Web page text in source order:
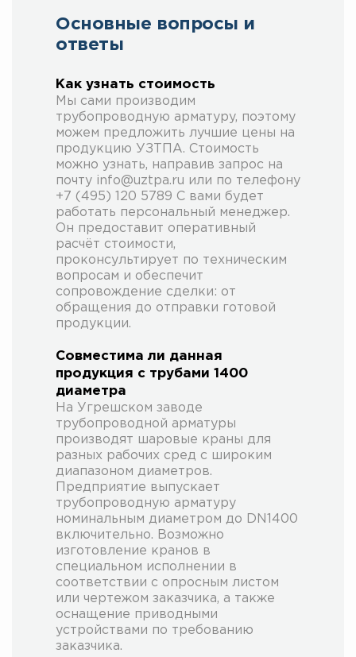
Основные вопросы и
ответы
Как узнать стоимость
Мы сами производим
трубопроводную арматуру, поэтому
можем предложить лучшие цены на
продукцию УЗТПА. Стоимость
можно узнать, направив запрос на
почту info@uztpa.ru или по телефону
+7 (495) 120 5789 С вами будет
работать персональный менеджер.
Он предоставит оперативный
расчёт стоимости,
проконсультирует по техническим
вопросам и обеспечит
сопровождение сделки: от
обращения до отправки готовой
продукции.
Совместима ли данная
продукция с трубами 1400
диаметра
На Угрешском заводе
трубопроводной арматуры
производят шаровые краны для
разных рабочих сред с широким
диапазоном диаметров.
Предприятие выпускает
трубопроводную арматуру
номинальным диаметром до DN1400
включительно. Возможно
изготовление кранов в
специальном исполнении в
соответствии с опросным листом
или чертежом заказчика, а также
оснащение приводными
устройствами по требованию
заказчика.